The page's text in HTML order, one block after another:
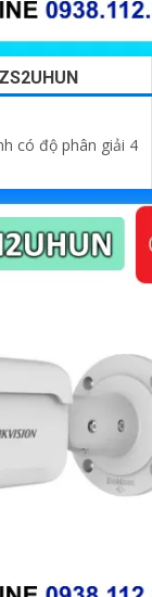
có độ phân giải 4